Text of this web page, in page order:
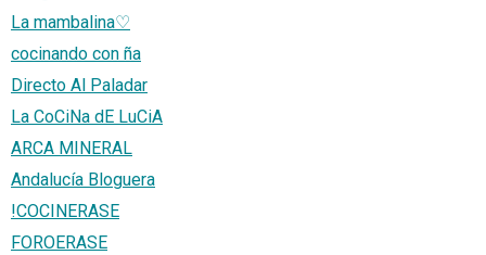
La mambalina♡
cocinando con ña
Directo Al Paladar
La CoCiNa dE LuCiA
ARCA MINERAL
Andalucía Bloguera
!COCINERASE
FOROERASE